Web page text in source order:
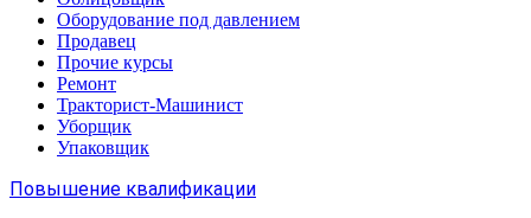
Оборудование под давлением
Продавец
Прочие курсы
Ремонт
Тракторист-Машинист
Уборщик
Упаковщик
Повышение квалификации